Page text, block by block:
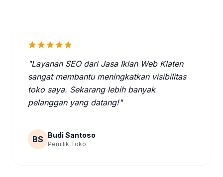
starstarstarstarstar
"Layanan SEO dari Jasa Iklan Web Klaten
sangat membantu meningkatkan visibilitas
toko saya. Sekarang lebih banyak
pelanggan yang datang!"
BS Budi Santoso
Pemilik Toko